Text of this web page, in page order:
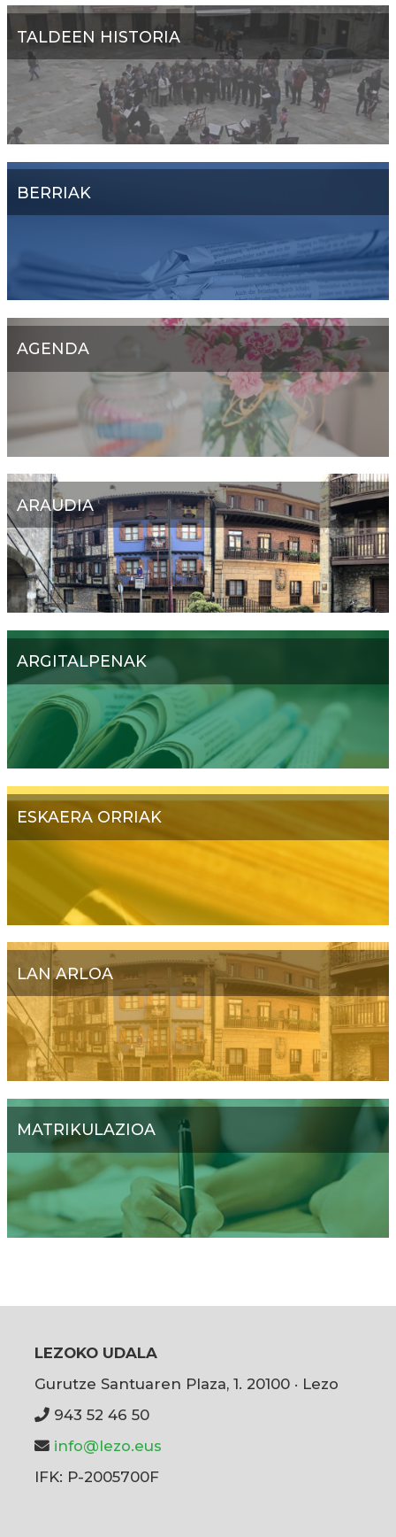
TALDEEN HISTORIA
BERRIAK
AGENDA
ARAUDIA
ARGITALPENAK
ESKAERA ORRIAK
LAN ARLOA
MATRIKULAZIOA
LEZOKO UDALA
Gurutze Santuaren Plaza, 1. 20100 · Lezo
943 52 46 50
info@lezo.eus
IFK: P-2005700F